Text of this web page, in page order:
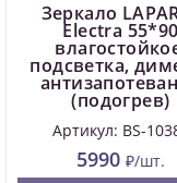
Зеркало
Electra 55*90
подсветка,
(подогрев)
Артикул: BS-
5990 ₽/шт.